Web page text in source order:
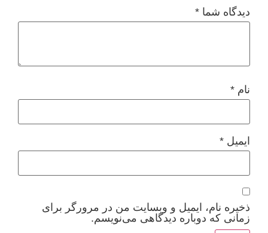
دیدگاه شما *
نام *
ایمیل *
ذخیره نام، ایمیل و وبسایت من در مرورگر برای
زمانی که دوباره دیدگاهی می‌نویسم.